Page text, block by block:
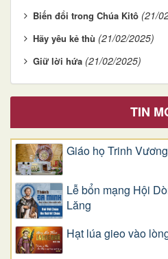
Biến đổi trong Chúa Kitô (21/
Hãy yêu kẻ thù (21/02/2025)
Giữ lời hứa (21/02/2025)
TIN
Giáo họ Trinh
Lễ bổn mạng Hội
Lăng
Hạt lúa gieo vào